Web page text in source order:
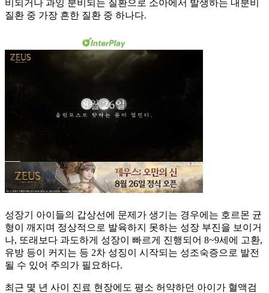
비되거나 과잉 분비되는 질환으로 소아에서 발생하는 내분비
질환 중 가장 흔한 질환 중 하나다.
성장기 아이들의 갑상선에 문제가 생기는 경우에는 호르몬 균
형이 깨지며 정상적으로 발육하지 못하는 성장 부진을 보이거
나, 또래보다 과도하게 성장이 빠르게 진행되어 8~9세에 고환,
유방 등이 커지는 등 2차 성징이 시작되는 성조숙증으로 발전
될 수 있어 주의가 필요하다.
최근 몇 년 사이 진료 현장에도 평소 허약하던 아이가 혈액검